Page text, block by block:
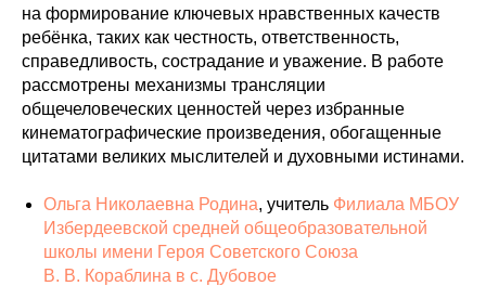
на формирование ключевых нравственных качеств
ребёнка, таких как честность, ответственность,
справедливость, сострадание и уважение. В работе
рассмотрены механизмы трансляции
общечеловеческих ценностей через избранные
кинематографические произведения, обогащенные
цитатами великих мыслителей и духовными истинами.
Ольга Николаевна Родина, учитель Филиала МБОУ
Избердеевской средней общеобразовательной
школы имени Героя Советского Союза
В. В. Кораблина в с. Дубовое